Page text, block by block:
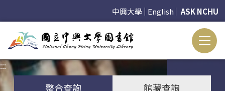
中興大學 English ASK NCHU
:::
整合查詢
館藏查詢